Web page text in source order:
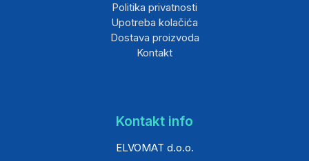
Politika privatnosti
Upotreba kolačića
Dostava proizvoda
Kontakt
Kontakt info
ELVOMAT d.o.o.